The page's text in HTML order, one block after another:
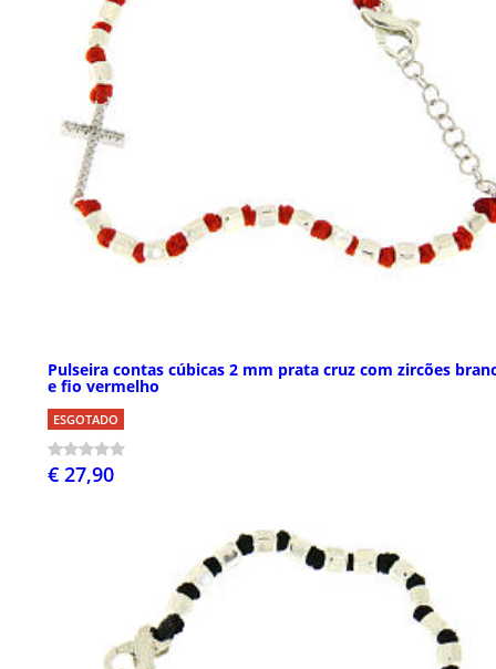
Pulseira contas cúbicas 2 mm prata cruz com zircões
e fio vermelho
ESGOTADO
€ 27,90